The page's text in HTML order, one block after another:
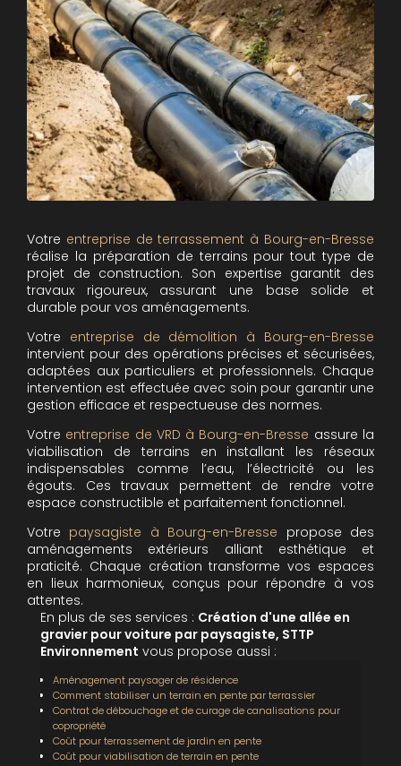
Votre entreprise de terrassement à Bourg-en-Bresse
réalise la préparation de terrains pour tout type de
projet de construction. Son expertise garantit des
travaux rigoureux, assurant une base solide et
durable pour vos aménagements.
Votre entreprise de démolition à Bourg-en-Bresse
intervient pour des opérations précises et sécurisées,
adaptées aux particuliers et professionnels. Chaque
intervention est effectuée avec soin pour garantir une
gestion efficace et respectueuse des normes.
Votre entreprise de VRD à Bourg-en-Bresse assure la
viabilisation de terrains en installant les réseaux
indispensables comme l’eau, l’électricité ou les
égouts. Ces travaux permettent de rendre votre
espace constructible et parfaitement fonctionnel.
Votre paysagiste à Bourg-en-Bresse propose des
aménagements extérieurs alliant esthétique et
praticité. Chaque création transforme vos espaces
en lieux harmonieux, conçus pour répondre à vos
attentes.
En plus de ses services : Création d'une allée en
gravier pour voiture par paysagiste, STTP
Environnement vous propose aussi :
Aménagement paysager de résidence
Comment stabiliser un terrain en pente par terrassier
Contrat de débouchage et de curage de canalisations pour
copropriété
Coût pour terrassement de jardin en pente
Coût pour viabilisation de terrain en pente